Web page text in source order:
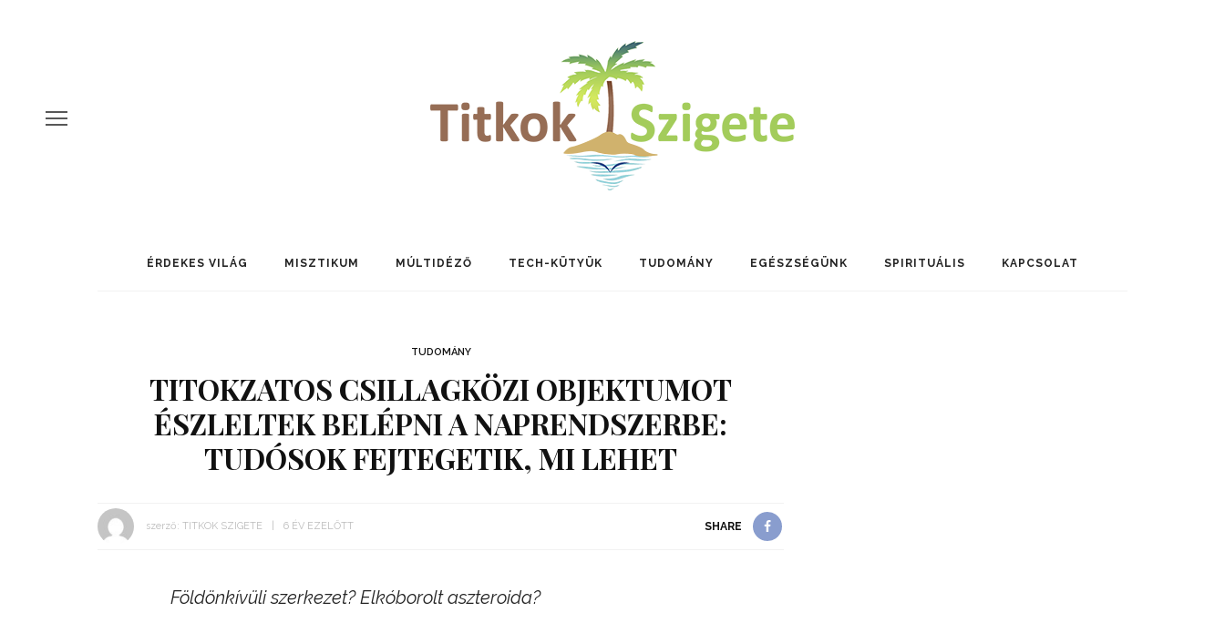
ÉRDEKES VILÁG MISZTIKUM MÚLTIDÉZŐ TECH-KÜTYÜK TUDOMÁNY EGÉSZSÉGÜNK SPIRITUÁLIS KAPCSOLAT
TUDOMÁNY
TITOKZATOS CSILLAGKÖZI OBJEKTUMOT
ÉSZLELTEK BELÉPNI A NAPRENDSZERBE:
TUDÓSOK FEJTEGETIK, MI LEHET
szerző: TITKOK SZIGETE 6 ÉV EZELŐTT SHARE
Földönkívüli szerkezet? Elkóborolt aszteroida?